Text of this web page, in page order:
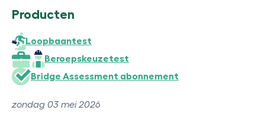
Producten
Loopbaantest
Beroepskeuzetest
Bridge Assessment abonnement
zondag 03 mei 2026